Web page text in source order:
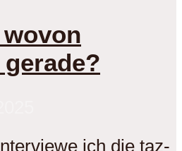
ich die taz-